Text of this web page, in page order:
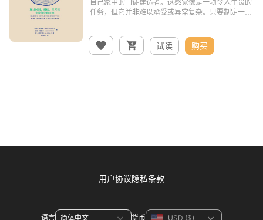
试读 购买
用户协议隐私条款
语言 货币